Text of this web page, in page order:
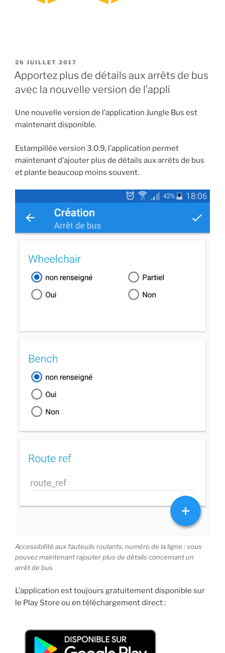
PUBLIÉ
LE
26 JUILLET 2017
Apportez plus de détails aux arrêts de bus
avec la nouvelle version de l’appli
Une nouvelle version de l’application Jungle Bus est
maintenant disponible.
Estampillée version 3.0.9, l’application permet
maintenant d’ajouter plus de détails aux arrêts de bus
et plante beaucoup moins souvent.
Accessibilité aux fauteuils roulants, numéro de la ligne : vous
pouvez maintenant rajouter plus de détails concernant un
arrêt de bus
L’application est toujours gratuitement disponible sur
le Play Store ou en téléchargement direct :